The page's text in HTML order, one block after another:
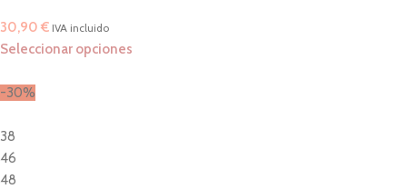
30,90 € IVA incluido
Seleccionar opciones
-30%
38
46
48